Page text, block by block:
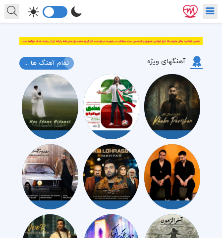
آهنگهای ویژه تمام آهنگ ها ...